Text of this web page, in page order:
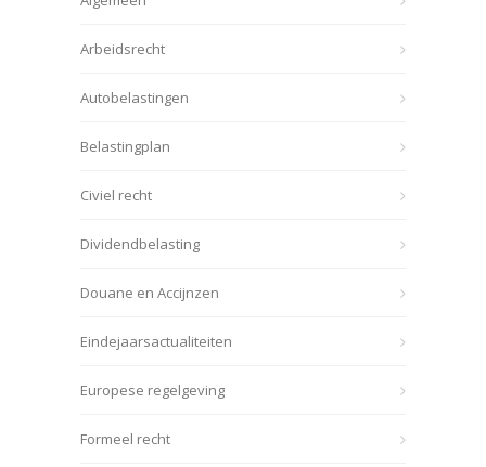
Arbeidsrecht
Autobelastingen
Belastingplan
Civiel recht
Dividendbelasting
Douane en Accijnzen
Eindejaarsactualiteiten
Europese regelgeving
Formeel recht